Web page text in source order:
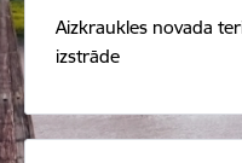
Aizkraukles novada
izstrāde